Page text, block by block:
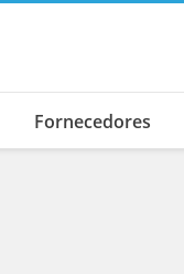
Fornecedores